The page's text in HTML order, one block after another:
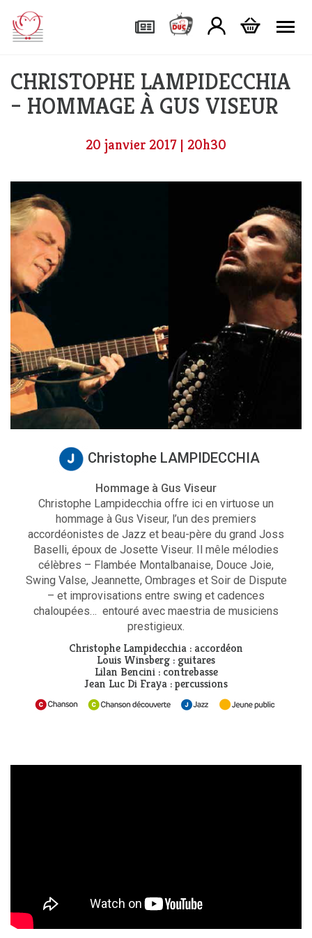
CHRISTOPHE LAMPIDECCHIA
– HOMMAGE À GUS VISEUR
20 janvier 2017 | 20h30
Christophe LAMPIDECCHIA
Hommage à Gus Viseur
Christophe Lampidecchia offre ici en virtuose un
hommage à Gus Viseur, l’un des premiers
accordéonistes de Jazz et beau-père du grand Joss
Baselli, époux de Josette Viseur. Il mêle mélodies
célèbres – Flambée Montalbanaise, Douce Joie,
Swing Valse, Jeannette, Ombrages et Soir de Dispute
– et improvisations entre swing et cadences
chaloupées… entouré avec maestria de musiciens
prestigieux.
Christophe Lampidecchia : accordéon
Louis Winsberg : guitares
Lilan Bencini : contrebasse
Jean Luc Di Fraya : percussions